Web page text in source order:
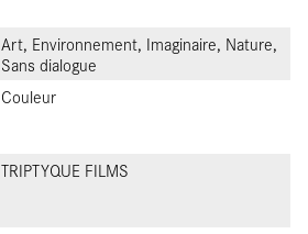
Art, Environnement, Imaginaire, Nature,
Sans dialogue
Couleur
TRIPTYQUE FILMS